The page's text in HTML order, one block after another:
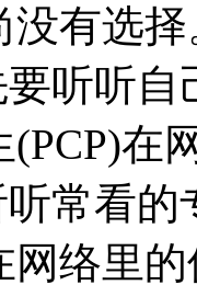
没有选择
听自己
在
看的专
网络里